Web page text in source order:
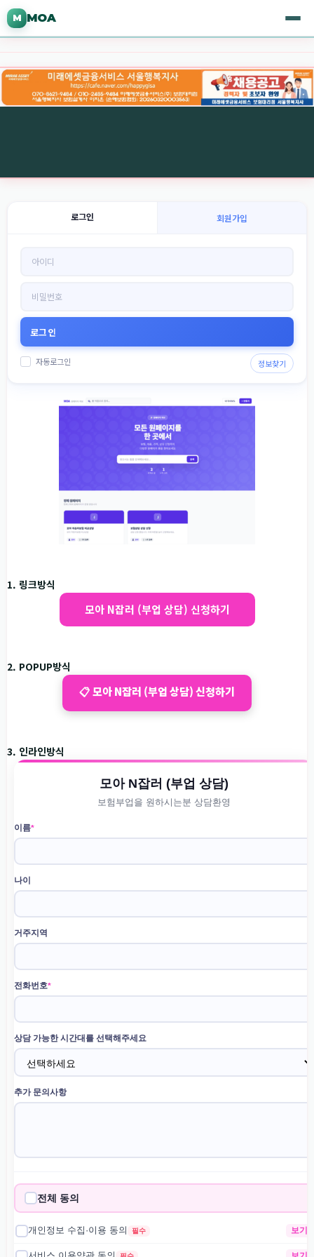
M MOA
로그인 회원가입
자동로그인 정보찾기
1. 링크방식
모아 N잡러 (부업 상담) 신청하기
2. POPUP방식
📋 모아 N잡러 (부업 상담) 신청하기
3. 인라인방식